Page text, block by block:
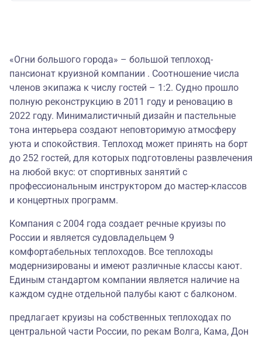
«Огни большого города» – большой теплоход-
пансионат круизной компании . Соотношение числа
членов экипажа к числу гостей – 1:2. Судно прошло
полную реконструкцию в 2011 году и реновацию в
2022 году. Минималистичный дизайн и пастельные
тона интерьера создают неповторимую атмосферу
уюта и спокойствия. Теплоход может принять на борт
до 252 гостей, для которых подготовлены развлечения
на любой вкус: от спортивных занятий с
профессиональным инструктором до мастер-классов
и концертных программ.
Компания с 2004 года создает речные круизы по
России и является судовладельцем 9
комфортабельных теплоходов. Все теплоходы
модернизированы и имеют различные классы кают.
Единым стандартом компании является наличие на
каждом судне отдельной палубы кают с балконом.
предлагает круизы на собственных теплоходах по
центральной части России, по рекам Волга, Кама, Дон